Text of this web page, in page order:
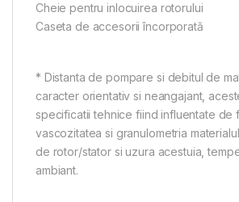
Cheie pentru inlocuirea rotorului
Caseta de accesorii încorporată
* Distanta de pompare si debitul de
caracter orientativ si neangajant,
specificatii tehnice fiind influentate de
vascozitatea si granulometria
de rotor/stator si uzura acestuia,
ambiant.